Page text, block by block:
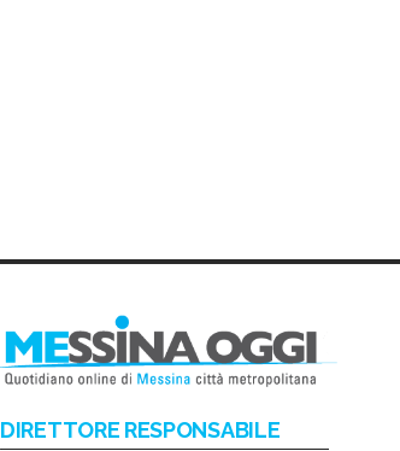
DIRETTORE RESPONSABILE